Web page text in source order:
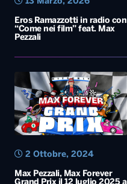
Eros Ramazzotti in radio con
“Come nei film” feat. Max
Pezzali
Max Pezzali, Max Forever
2 Ottobre, 2024